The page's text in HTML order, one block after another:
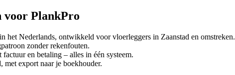
voor PlankPro
het Nederlands, ontwikkeld voor vloerleggers in Zaanstad en omstreken.
zonder rekenfouten.
en betaling – alles in één systeem.
export naar je boekhouder.